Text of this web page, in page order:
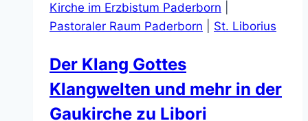
Kirche im Erzbistum Paderborn
Pastoraler Raum Paderborn
St. Liborius
Der Klang Gottes
Klangwelten und mehr in der
Gaukirche zu Libori